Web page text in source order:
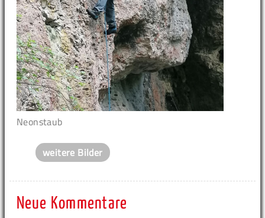
Neonstaub
weitere Bilder
Neue Kommentare